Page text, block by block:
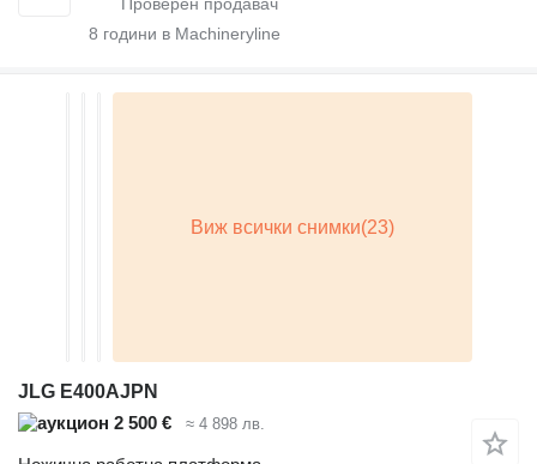
8 години в Machineryline
JLG E400AJPN
2 500 €
≈ 4 898 лв.